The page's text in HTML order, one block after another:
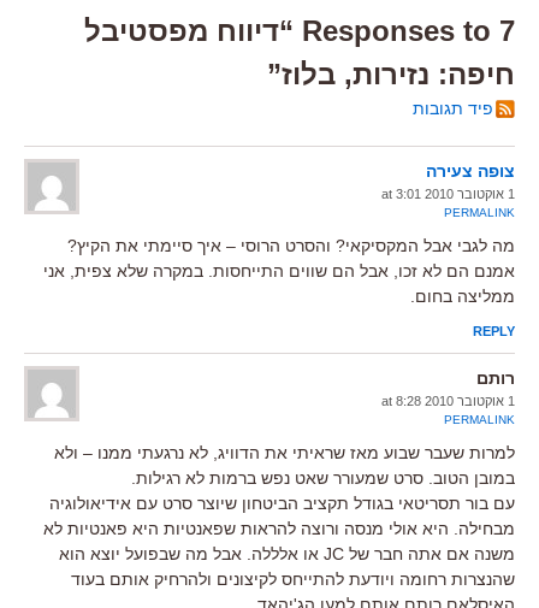
7 Responses to “דיווח מפסטיבל
חיפה: נזירות, בלוז”
פיד תגובות
צופה צעירה
1 אוקטובר 2010 at 3:01
PERMALINK
מה לגבי אבל המקסיקאי? והסרט הרוסי – איך סיימתי את הקיץ?
אמנם הם לא זכו, אבל הם שווים התייחסות. במקרה שלא צפית, אני
ממליצה בחום.
REPLY
רותם
1 אוקטובר 2010 at 8:28
PERMALINK
למרות שעבר שבוע מאז שראיתי את הדוויג, לא נרגעתי ממנו – ולא
במובן הטוב. סרט שמעורר שאט נפש ברמות לא רגילות.
עם בור תסריטאי בגודל תקציב הביטחון שיוצר סרט עם אידיאולוגיה
מבחילה. היא אולי מנסה ורוצה להראות שפאנטיות היא פאנטיות לא
משנה אם אתה חבר של JC או אלללה. אבל מה שבפועל יוצא הוא
שהנצרות רחומה ויודעת להתייחס לקיצונים ולהרחיק אותם בעוד